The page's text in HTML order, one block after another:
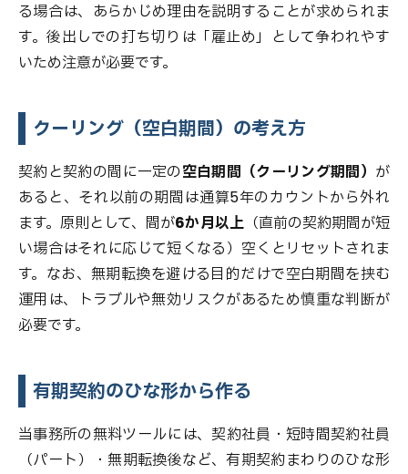
る場合は、あらかじめ理由を説明することが求められま
す。後出しでの打ち切りは「雇止め」として争われやす
いため注意が必要です。
クーリング（空白期間）の考え方
契約と契約の間に一定の空白期間（クーリング期間） が
あると、それ以前の期間は通算5年のカウントから外れ
ます。原則として、間が6か月以上（直前の契約期間が短
い場合はそれに応じて短くなる）空くとリセットされま
す。なお、無期転換を避ける目的だけで空白期間を挟む
運用は、トラブルや無効リスクがあるため慎重な判断が
必要です。
有期契約のひな形から作る
当事務所の無料ツールには、契約社員・短時間契約社員
（パート）・無期転換後など、有期契約まわりのひな形